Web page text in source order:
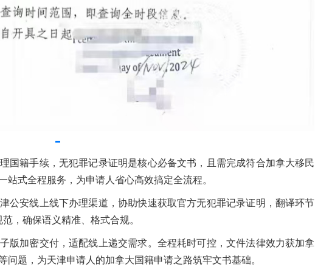
国籍手续，无犯罪记录证明是核心必备文书，且需完成符合加拿大移民
式全程服务，为申请人省心高效搞定全流程。
公安线上线下办理渠道，协助快速获取官方无犯罪记录证明，翻译环节
，确保语义精准、格式合规。
版加密交付，适配线上递交需求。全程耗时可控，文件法律效力获加拿
题，为天津申请人的加拿大国籍申请之路筑牢文书基础。